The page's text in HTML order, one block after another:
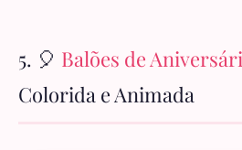
5. 🎈 Balões de
Colorida e Animada